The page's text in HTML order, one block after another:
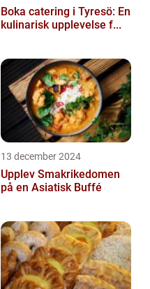
Boka catering i Tyresö: En
kulinarisk upplevelse f...
13 december 2024
Upplev Smakrikedomen
på en Asiatisk Buffé